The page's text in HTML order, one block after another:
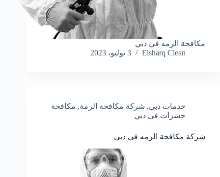
مكافحة الرمه في دبي
Elsharq Clean
3 يوليو، 2023
خدمات دبي, شركة مكافحة الرمة, مكافحة
حشرات فى دبي
شركة مكافحة الرمه في دبي